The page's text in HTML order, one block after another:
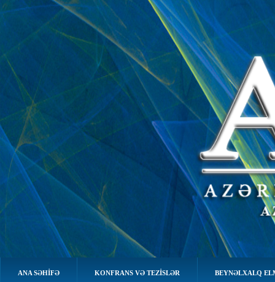
ANA SƏHIFƏ KONFRANS VƏ TEZİSLƏR BEYNƏLXALQ